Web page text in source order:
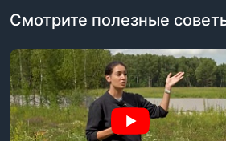
Смотрите полезные